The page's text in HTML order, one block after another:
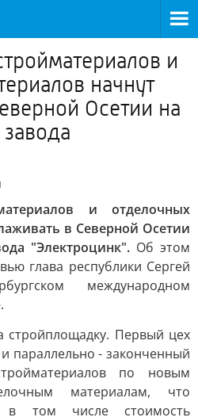
и
начнут
Осетии на
и отделочных
в Северной Осетии
"Электроцинк". Об этом
глава республики Сергей
международном
Первый цех
параллельно - законченный
по новым
материалам, что
в том числе стоимость